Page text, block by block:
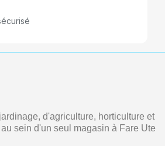
d'agriculture, horticulture et
sein d'un seul magasin à Fare Ute